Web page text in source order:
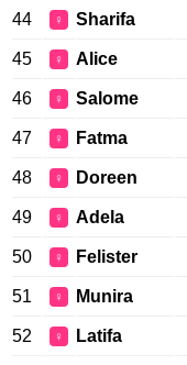
44 ♀ Sharifa
45 ♀ Alice
46 ♀ Salome
47 ♀ Fatma
48 ♀ Doreen
49 ♀ Adela
50 ♀ Felister
51 ♀ Munira
52 ♀ Latifa